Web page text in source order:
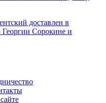
доставлен в
Георгии Сорокине и